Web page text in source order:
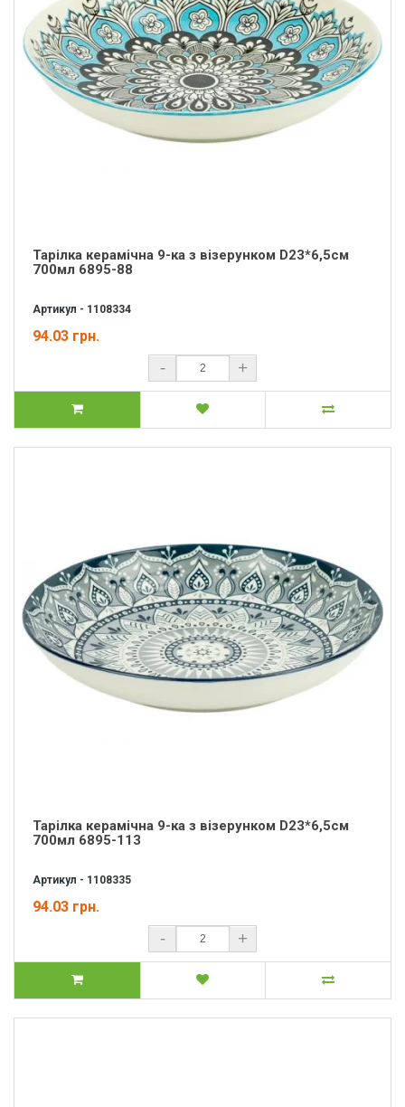
Тарілка керамічна 9-ка з візерунком D23*6,5см
700мл 6895-88
Артикул - 1108334
94.03 грн.
- +
Тарілка керамічна 9-ка з візерунком D23*6,5см
700мл 6895-113
Артикул - 1108335
94.03 грн.
- +